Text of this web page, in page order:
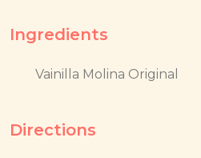
Ingredients
Vainilla Molina Original
Directions